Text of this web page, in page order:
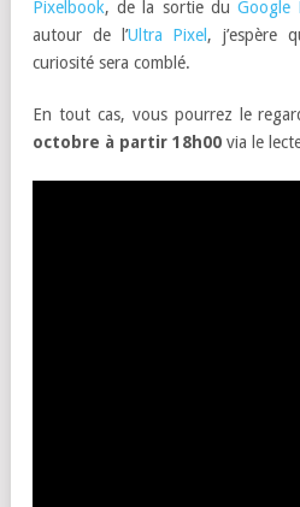
Pixelbook, de la sortie du Google
autour de l’Ultra Pixel , j’espère
curiosité sera comblé.
En tout cas, vous pourrez le
octobre à partir 18h00 via le